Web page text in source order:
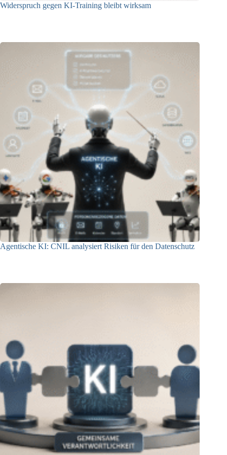
Widerspruch gegen KI-Training bleibt wirksam
Agentische KI: CNIL analysiert Risiken für den Datenschutz